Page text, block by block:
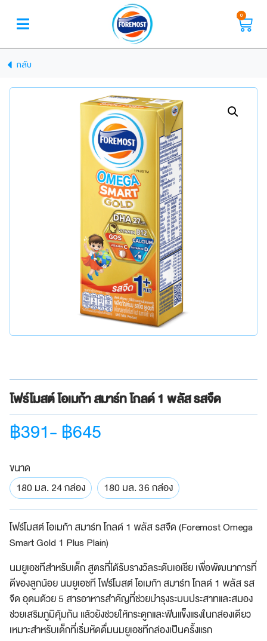
0
กลับ
โฟร์โมสต์ โอเมก้า สมาร์ท โกลด์ 1 พลัส รสจืด
฿391- ฿645
ขนาด
180 มล. 24 กล่อง
180 มล. 36 กล่อง
โฟร์โมสต์ โอเมก้า สมาร์ท โกลด์ 1 พลัส รสจืด (Foremost Omega
Smart Gold 1 Plus Plain)
นมยูเอชทีสำหรับเด็ก สูตรที่ได้รับรางวัลระดับเอเชียเพื่อพัฒนาการที่
ดีของลูกน้อย นมยูเอชทีโฟร์โมสต์โอเมก้าสมาร์ทโกลด์ 1 พลัส รส
จืด อุดมด้วย 5 สารอาหารสำคัญที่ช่วยบำรุงระบบประสาทและสมอง
ช่วยเสริมภูมิคุ้มกัน แล้วยังช่วยให้กระดูกและฟันแข็งแรงในกล่องเดียว
เหมาะสำหรับเด็กที่เริ่มหัดดื่มนมยูเอชทีกล่องเป็นครั้งแรก